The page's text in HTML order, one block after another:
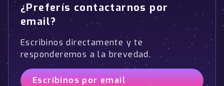
¿Preferís contactarnos por
email?
Escribinos directamente y te
responderemos a la brevedad.
Escribinos por email